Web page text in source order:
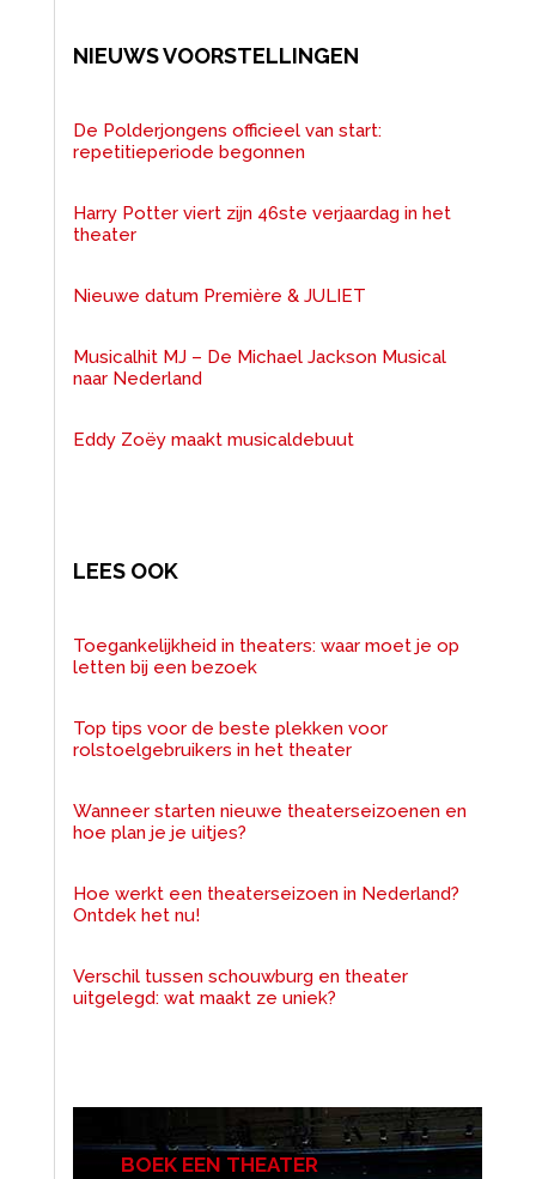
NIEUWS VOORSTELLINGEN
De Polderjongens officieel van start:
repetitieperiode begonnen
Harry Potter viert zijn 46ste verjaardag in het
theater
Nieuwe datum Première & JULIET
Musicalhit MJ – De Michael Jackson Musical
naar Nederland
Eddy Zoëy maakt musicaldebuut
LEES OOK
Toegankelijkheid in theaters: waar moet je op
letten bij een bezoek
Top tips voor de beste plekken voor
rolstoelgebruikers in het theater
Wanneer starten nieuwe theaterseizoenen en
hoe plan je je uitjes?
Hoe werkt een theaterseizoen in Nederland?
Ontdek het nu!
Verschil tussen schouwburg en theater
uitgelegd: wat maakt ze uniek?
BOEK EEN THEATER